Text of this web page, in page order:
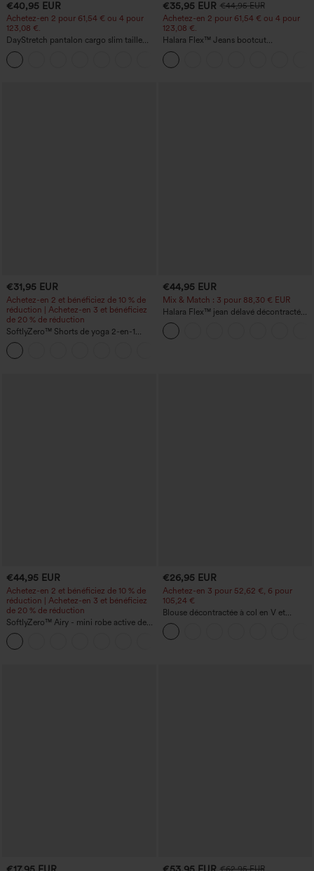
€40,95 EUR
Achetez-en 2 pour 61,54 € ou 4 pour
123,08 €.
DayStretch pantalon cargo slim taille
haute, poches zippées, uni
€35,95 EUR €44,95 EUR
Achetez-en 2 pour 61,54 € ou 4 pour
123,08 €.
Halara Flex™ Jeans bootcut
décontractés taille haute, effet délavé,
avec poches
€31,95 EUR
Achetez-en 2 et bénéficiez de 10 % de
réduction | Achetez-en 3 et bénéficiez
de 20 % de réduction
SoftlyZero™ Shorts de yoga 2-en-1
InstantCool, super taille haute, aérés, 5''
avec poches — longueur allongée
€44,95 EUR
Mix & Match : 3 pour 88,30 € EUR
Halara Flex™ jean délavé décontracté
taille haute à poches, coupe baggy à
jambe large
€44,95 EUR
Achetez-en 2 et bénéficiez de 10 % de
réduction | Achetez-en 3 et bénéficiez
de 20 % de réduction
SoftlyZero™ Airy - mini robe active de
danse 2-en-1 à effet "Cool Touch" avec
poches — Édition Easy Peezy —
Longueur allongée
€26,95 EUR
Achetez-en 3 pour 52,62 €, 6 pour
105,24 €
Blouse décontractée à col en V et
manches courtes bouffantes